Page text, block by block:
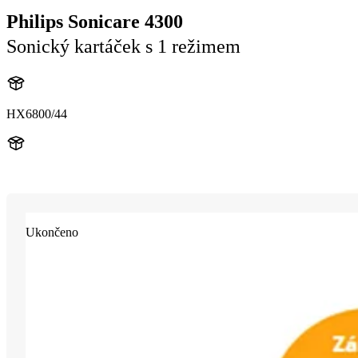
Philips Sonicare 4300
Sonický kartáček s 1 režimem
HX6800/44
Ukončeno